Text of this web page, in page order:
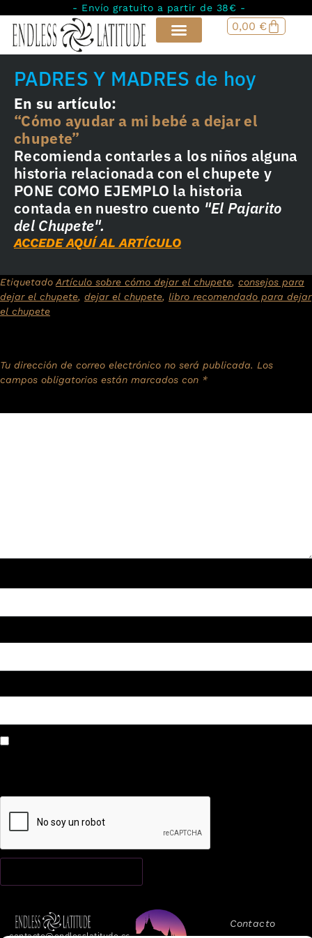
- Envío gratuito a partir de 38€ -
0,00 €
PADRES Y MADRES de hoy
En su artículo:
“Cómo ayudar a mi bebé a dejar el
chupete”
Recomienda contarles a los niños alguna
historia relacionada con el chupete y
PONE COMO EJEMPLO la historia
contada en nuestro cuento "El Pajarito
del Chupete".
ACCEDE AQUÍ AL ARTÍCULO
EtiquetadoArtículo sobre cómo dejar el chupete, consejos para
dejar el chupete, dejar el chupete, libro recomendado para dejar
el chupete
Tu dirección de correo electrónico no será publicada. Los
campos obligatorios están marcados con *
Contacto